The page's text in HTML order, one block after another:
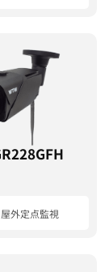
屋外定点監視